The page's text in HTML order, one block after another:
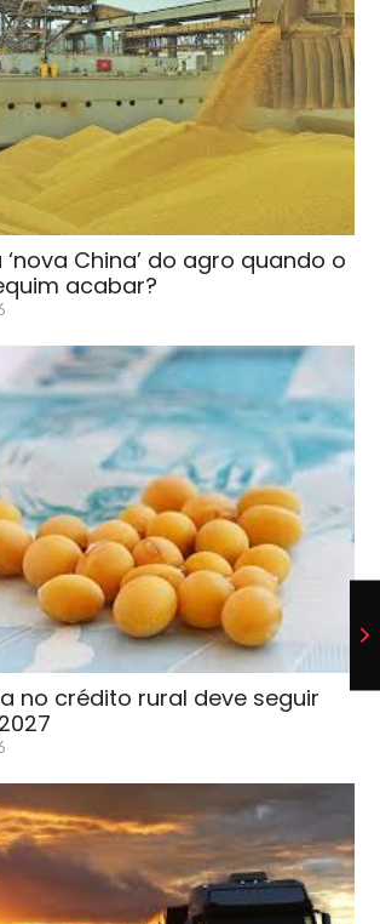
China’ do agro quando o
acabar?
no crédito rural deve seguir